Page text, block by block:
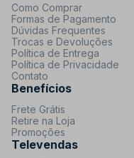
Como Comprar
Formas de Pagamento
Dúvidas Frequentes
Trocas e Devoluções
Política de Entrega
Política de Privacidade
Contato
Benefícios
Frete Grátis
Retire na Loja
Promoções
Televendas